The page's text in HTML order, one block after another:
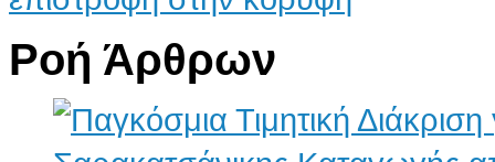
Ροή Άρθρων